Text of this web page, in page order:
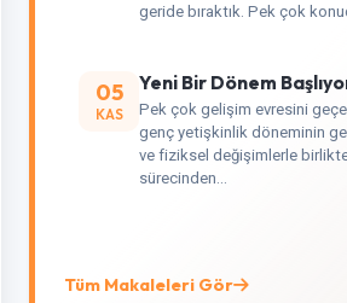
geride bıraktık. Pek çok
05
KAS
Yeni Bir Dönem
Pek çok gelişim evresini
genç yetişkinlik döneminin
ve fiziksel değişimlerle
sürecinden…
Tüm Makaleleri Gör